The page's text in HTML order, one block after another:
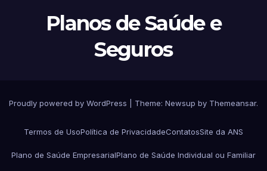
Planos de Saúde e
Seguros
Proudly powered by WordPress Theme: Newsup by Themeansar.
Termos de UsoPolítica de PrivacidadeContatosSite da ANS
Plano de Saúde EmpresarialPlano de Saúde Individual ou Familiar